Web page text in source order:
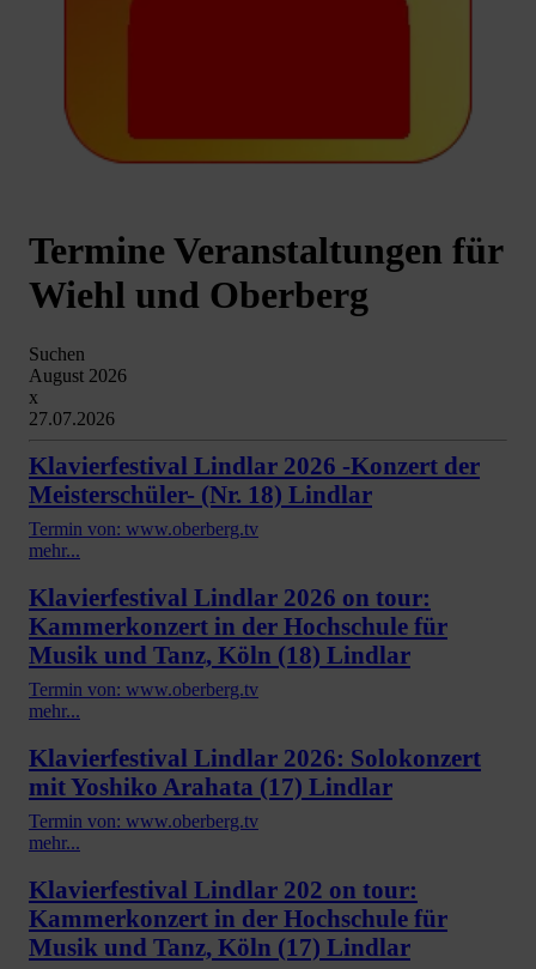
Termine Veranstaltungen für
Wiehl und Oberberg
Suchen
August 2026
x
27.07.2026
Klavierfestival Lindlar 2026 -Konzert der
Meisterschüler- (Nr. 18) Lindlar
Termin von: www.oberberg.tv
mehr...
Klavierfestival Lindlar 2026 on tour:
Kammerkonzert in der Hochschule für
Musik und Tanz, Köln (18) Lindlar
Termin von: www.oberberg.tv
mehr...
Klavierfestival Lindlar 2026: Solokonzert
mit Yoshiko Arahata (17) Lindlar
Termin von: www.oberberg.tv
mehr...
Klavierfestival Lindlar 202 on tour:
Kammerkonzert in der Hochschule für
Musik und Tanz, Köln (17) Lindlar